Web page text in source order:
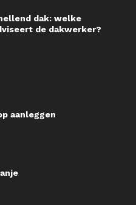
dak: welke
de dakwerker?
aanleggen